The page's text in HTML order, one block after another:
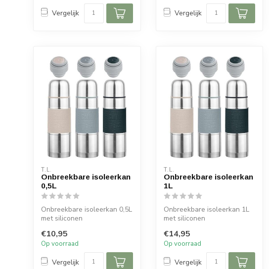
Vergelijk Vergelijk
T.L.
Onbreekbare isoleerkan
0,5L
Onbreekbare isoleerkan 0,5L
met siliconen
€10,95
Op voorraad
Vergelijk
T.L.
Onbreekbare isoleerkan
1L
Onbreekbare isoleerkan 1L
met siliconen
€14,95
Op voorraad
Vergelijk